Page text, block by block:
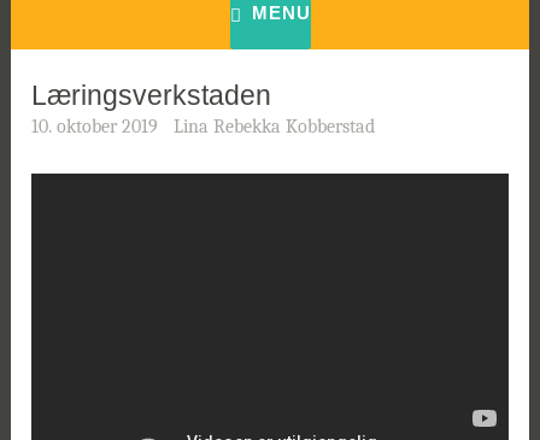
MENU
Læringsverkstaden
10. oktober 2019 Lina Rebekka Kobberstad